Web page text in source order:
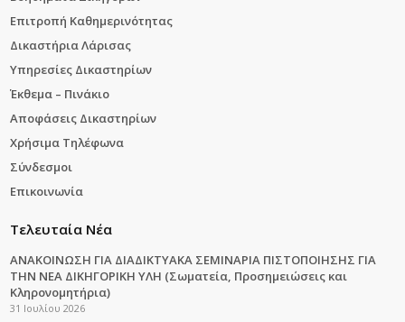
Επιτροπή Καθημερινότητας
Δικαστήρια Λάρισας
Υπηρεσίες Δικαστηρίων
Έκθεμα – Πινάκιο
Αποφάσεις Δικαστηρίων
Χρήσιμα Τηλέφωνα
Σύνδεσμοι
Επικοινωνία
Τελευταία Νέα
ΑΝΑΚΟΙΝΩΣΗ ΓΙΑ ΔΙΑΔΙΚΤΥΑΚΑ ΣΕΜΙΝΑΡΙΑ ΠΙΣΤΟΠΟΙΗΣΗΣ ΓΙΑ
ΤΗΝ ΝΕΑ ΔΙΚΗΓΟΡΙΚΗ ΥΛΗ (Σωματεία, Προσημειώσεις και
Κληρονομητήρια)
31 Ιουλίου 2026